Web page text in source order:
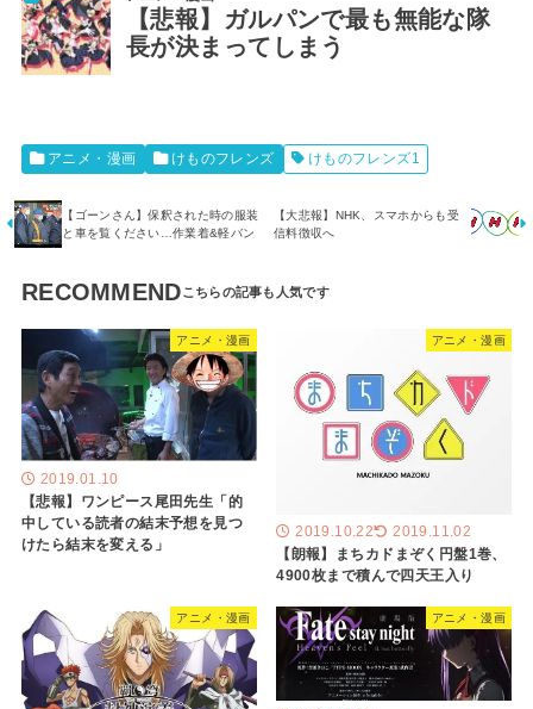
【悲報】ガルパンで最も無能な隊
長が決まってしまう
アニメ・漫画 けものフレンズ けものフレンズ1
【ゴーンさん】保釈された時の服装
と車を覧ください…作業着&軽バン
【大悲報】NHK、スマホからも受
信料徴収へ
RECOMMEND
アニメ・漫画
2019.01.10
【悲報】ワンピース尾田先生「的
中している読者の結末予想を見つ
けたら結末を変える」
アニメ・漫画
2019.10.22 2019.11.02
【朗報】まちカドまぞく円盤1巻、
4900枚まで積んで四天王入り
アニメ・漫画 アニメ・漫画